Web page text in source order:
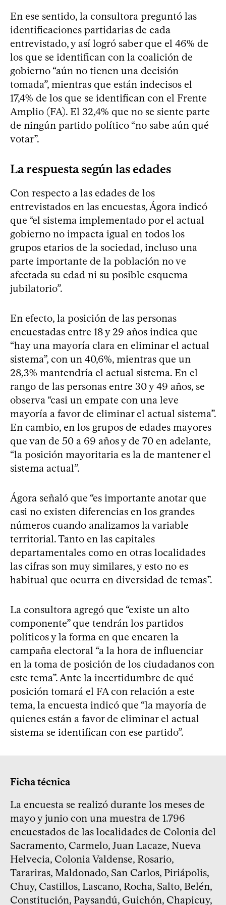
En ese sentido, la consultora preguntó las
identificaciones partidarias de cada
entrevistado, y así logró saber que el 46% de
los que se identifican con la coalición de
gobierno “aún no tienen una decisión
tomada”, mientras que están indecisos el
17,4% de los que se identifican con el Frente
Amplio (FA). El 32,4% que no se siente parte
de ningún partido político “no sabe aún qué
votar”.
La respuesta según las edades
Con respecto a las edades de los
entrevistados en las encuestas, Ágora indicó
que “el sistema implementado por el actual
gobierno no impacta igual en todos los
grupos etarios de la sociedad, incluso una
parte importante de la población no ve
afectada su edad ni su posible esquema
jubilatorio”.
En efecto, la posición de las personas
encuestadas entre 18 y 29 años indica que
“hay una mayoría clara en eliminar el actual
sistema”, con un 40,6%, mientras que un
28,3% mantendría el actual sistema. En el
rango de las personas entre 30 y 49 años, se
observa “casi un empate con una leve
mayoría a favor de eliminar el actual sistema”.
En cambio, en los grupos de edades mayores
que van de 50 a 69 años y de 70 en adelante,
“la posición mayoritaria es la de mantener el
sistema actual”.
Ágora señaló que “es importante anotar que
casi no existen diferencias en los grandes
números cuando analizamos la variable
territorial. Tanto en las capitales
departamentales como en otras localidades
las cifras son muy similares, y esto no es
habitual que ocurra en diversidad de temas”.
La consultora agregó que “existe un alto
componente” que tendrán los partidos
políticos y la forma en que encaren la
campaña electoral “a la hora de influenciar
en la toma de posición de los ciudadanos con
este tema”. Ante la incertidumbre de qué
posición tomará el FA con relación a este
tema, la encuesta indicó que “la mayoría de
quienes están a favor de eliminar el actual
sistema se identifican con ese partido”.
Ficha técnica
La encuesta se realizó durante los meses de
mayo y junio con una muestra de 1.796
encuestados de las localidades de Colonia del
Sacramento, Carmelo, Juan Lacaze, Nueva
Helvecia, Colonia Valdense, Rosario,
Tarariras, Maldonado, San Carlos, Piriápolis,
Chuy, Castillos, Lascano, Rocha, Salto, Belén,
Constitución, Paysandú, Guichón, Chapicuy,